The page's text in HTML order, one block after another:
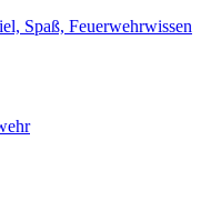
Spaß, Feuerwehrwissen